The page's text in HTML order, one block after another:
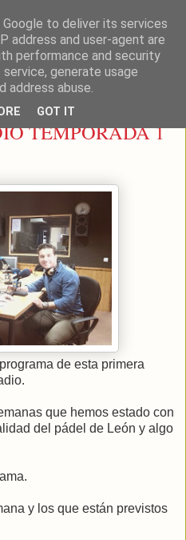
TEMPORADA 1
de esta primera
que hemos estado con
del pádel de León y algo
y los que están previstos
to deliver its services
address and user-agent are
performance and security
generate usage
abuse.
GOT IT